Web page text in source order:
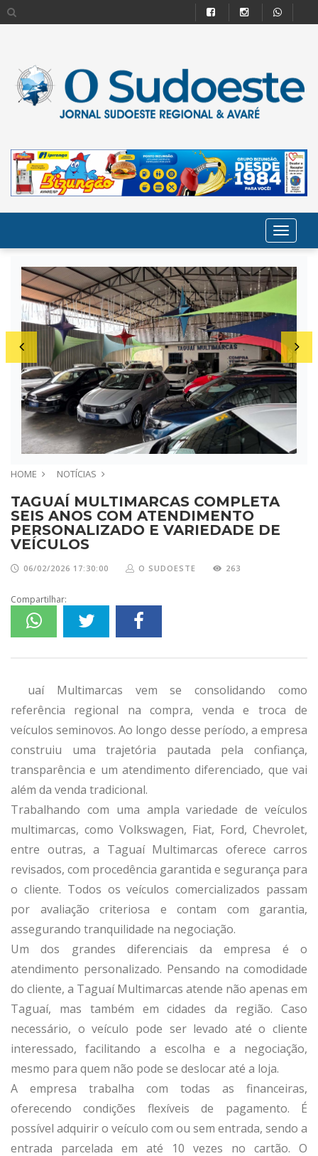
HOME NOTÍCIAS
TAGUAÍ MULTIMARCAS COMPLETA
SEIS ANOS COM ATENDIMENTO
PERSONALIZADO E VARIEDADE DE
VEÍCULOS
06/02/2026 17:30:00 O SUDOESTE 263
Compartilhar:
uaí Multimarcas vem se consolidando como
referência regional na compra, venda e troca de
veículos seminovos. Ao longo desse período, a empresa
construiu uma trajetória pautada pela confiança,
transparência e um atendimento diferenciado, que vai
além da venda tradicional.
Trabalhando com uma ampla variedade de veículos
multimarcas, como Volkswagen, Fiat, Ford, Chevrolet,
entre outras, a Taguaí Multimarcas oferece carros
revisados, com procedência garantida e segurança para
o cliente. Todos os veículos comercializados passam
por avaliação criteriosa e contam com garantia,
assegurando tranquilidade na negociação.
Um dos grandes diferenciais da empresa é o
atendimento personalizado. Pensando na comodidade
do cliente, a Taguaí Multimarcas atende não apenas em
Taguaí, mas também em cidades da região. Caso
necessário, o veículo pode ser levado até o cliente
interessado, facilitando a escolha e a negociação,
mesmo para quem não pode se deslocar até a loja.
A empresa trabalha com todas as financeiras,
oferecendo condições flexíveis de pagamento. É
possível adquirir o veículo com ou sem entrada, sendo a
entrada parcelada em até 10 vezes no cartão. O